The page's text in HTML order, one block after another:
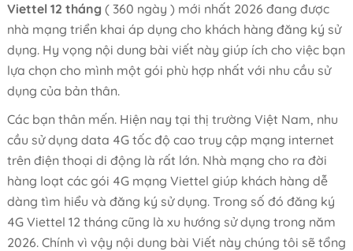
Viettel 12 tháng ( 360 ngày ) mới nhất 2026 đang được
nhà mạng triển khai áp dụng cho khách hàng đăng ký sử
dụng. Hy vọng nội dung bài viết này giúp ích cho việc bạn
lựa chọn cho mình một gói phù hợp nhất với nhu cầu sử
dụng của bản thân.
Các bạn thân mến. Hiện nay tại thị trường Việt Nam, nhu
cầu sử dụng data 4G tốc độ cao truy cập mạng internet
trên điện thoại di động là rất lớn. Nhà mạng cho ra đời
hàng loạt các gói 4G mạng Viettel giúp khách hàng dễ
dàng tìm hiểu và đăng ký sử dụng. Trong số đó đăng ký
4G Viettel 12 tháng cũng là xu hướng sử dụng trong năm
2026. Chính vì vậy nội dung bài Viết này chúng tôi sẽ tổng